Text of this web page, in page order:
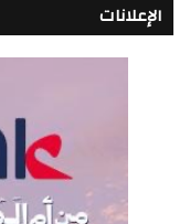
الإعلانات